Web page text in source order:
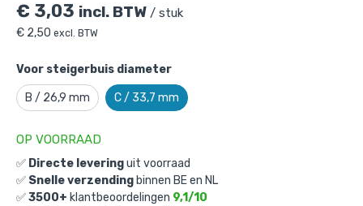
€ 3,03 incl. BTW / stuk
€ 2,50 excl. BTW
Voor steigerbuis diameter
B / 26,9 mm C / 33,7 mm
OP VOORRAAD
✅ Directe leveringuit voorraad
✅ Snelle verzending binnen BE en NL
✅3500+ klantbeoordelingen 9,1/10
Buiskoppeling Kapbeugel - vintage
beige-C / 33,7 mmis toegevoegd aan je